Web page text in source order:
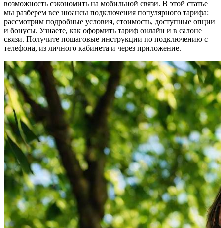
возможность сэкономить на мобильной связи. В этой статье
мы разберем все нюансы подключения популярного тарифа:
рассмотрим подробные условия, стоимость, доступные опции
и бонусы. Узнаете, как оформить тариф онлайн и в салоне
связи. Получите пошаговые инструкции по подключению с
телефона, из личного кабинета и через приложение.